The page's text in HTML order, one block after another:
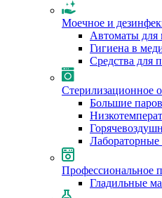
Моечное и
Автоматы для
Гигиена в
Средства для
Стерилизационное
Большие
Профессиональное
Гладильные